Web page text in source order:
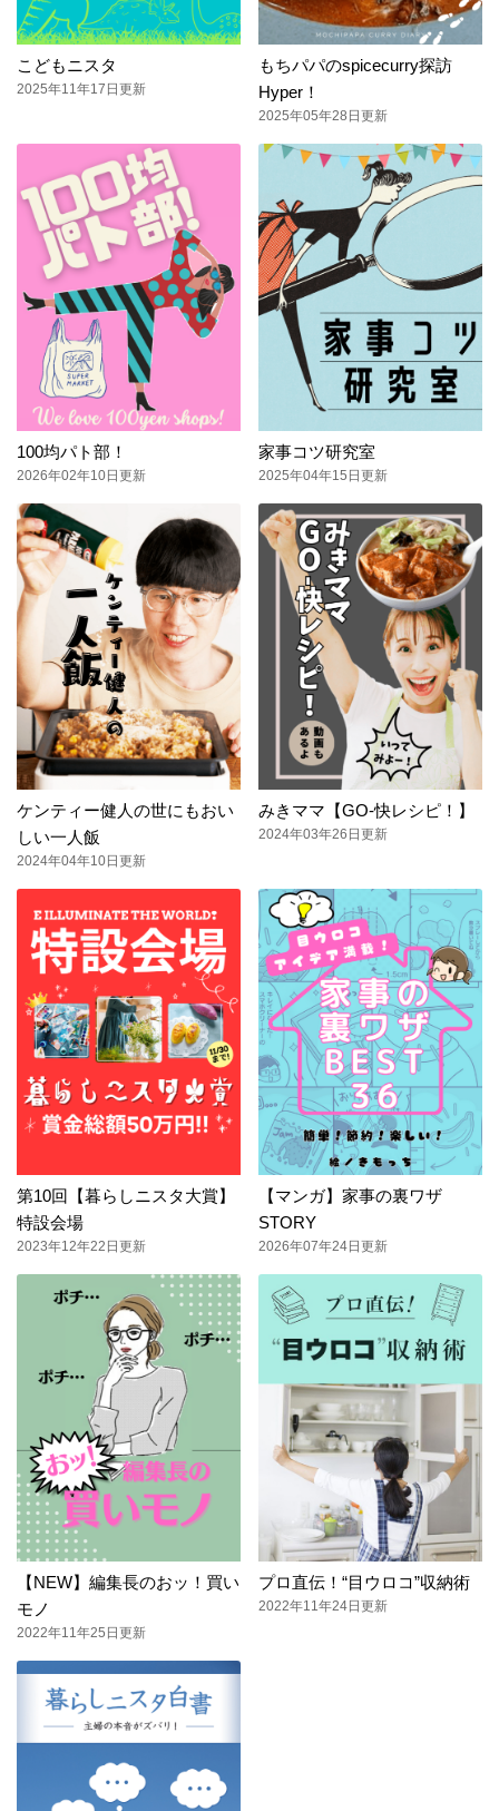
こどもニスタ
2025年11年17日更新
もちパパのspicecurry探訪
Hyper！
2025年05年28日更新
100均パト部！
2026年02年10日更新
家事コツ研究室
2025年04年15日更新
ケンティー健人の世にもおい
しい一人飯
2024年04年10日更新
みきママ【GO-快レシピ！】
2024年03年26日更新
第10回【暮らしニスタ大賞】
特設会場
2023年12年22日更新
【マンガ】家事の裏ワザ
STORY
2026年07年24日更新
【NEW】編集長のおッ！買い
モノ
2022年11年25日更新
プロ直伝！“目ウロコ”収納術
2022年11年24日更新